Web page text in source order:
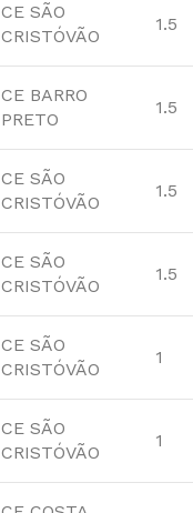
CE SÃO
CRISTÓVÃO
1.5
CE BARRO
PRETO
1.5
CE SÃO
CRISTÓVÃO
1.5
CE SÃO
CRISTÓVÃO
1.5
CE SÃO
CRISTÓVÃO
1
CE SÃO
CRISTÓVÃO
1